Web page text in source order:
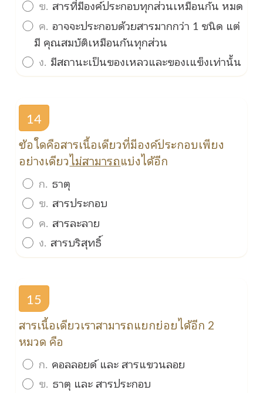
ข. สารที่มีองค์ประกอบทุกส่วนเหมือนกัน หมด
ค. อาจจะประกอบด้วยสารมากกว่า 1 ชนิด แต่
มี คุณสมบัติเหมือนกันทุกส่วน
ง. มีสถานะเป็นของเหลวและของเแข็งเท่านั้น
14
ข้อใดคือสารเนื้อเดียวที่มีองค์ประกอบเพียง
อย่างเดียวไม่สามารถแบ่งได้อีก
ก. ธาตุ
ข. สารประกอบ
ค. สารละลาย
ง. สารบริสุทธิ์
15
สารเนื้อเดียวเราสามารถแยกย่อยได้อีก 2
หมวด คือ
ก. คอลลอยด์ และ สารแขวนลอย
ข. ธาตุ และ สารประกอบ